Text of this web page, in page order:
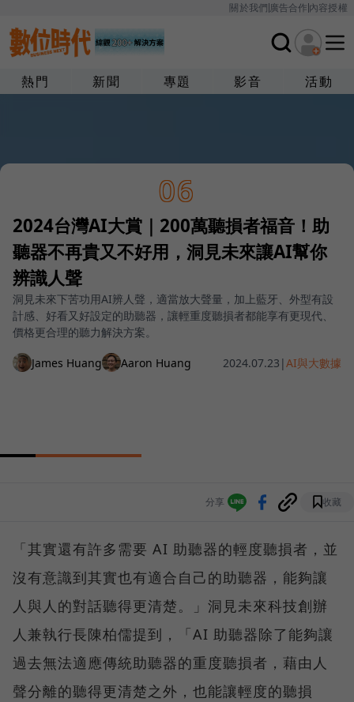
關於我們廣告合作內容授權
熱門 新聞 專題 影音 活動
06
2024台灣AI大賞｜200萬聽損者福音！助
聽器不再貴又不好用，洞見未來讓AI幫你
辨識人聲
洞見未來下苦功用AI辨人聲，適當放大聲量，加上藍牙、外型有設
計感、好看又好設定的助聽器，讓輕重度聽損者都能享有更現代、
價格更合理的聽力解決方案。
James Huang Aaron Huang 2024.07.23 |AI與大數據
分享 收藏
「其實還有許多需要 AI 助聽器的輕度聽損者，並
沒有意識到其實也有適合自己的助聽器，能夠讓
人與人的對話聽得更清楚。」洞見未來科技創辦
人兼執行長陳柏儒提到，「AI 助聽器除了能夠讓
過去無法適應傳統助聽器的重度聽損者，藉由人
聲分離的聽得更清楚之外，也能讓輕度的聽損